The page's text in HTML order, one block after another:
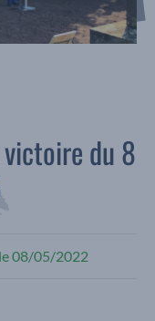
du 8
08/05/2022